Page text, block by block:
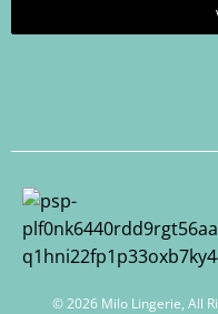
© 2026 Milo Lingerie, All